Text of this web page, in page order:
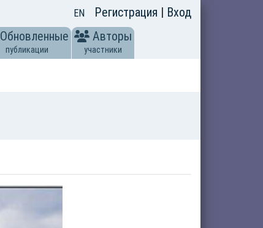
EN Регистрация | Вход
Обновленные
публикации
Авторы
участники